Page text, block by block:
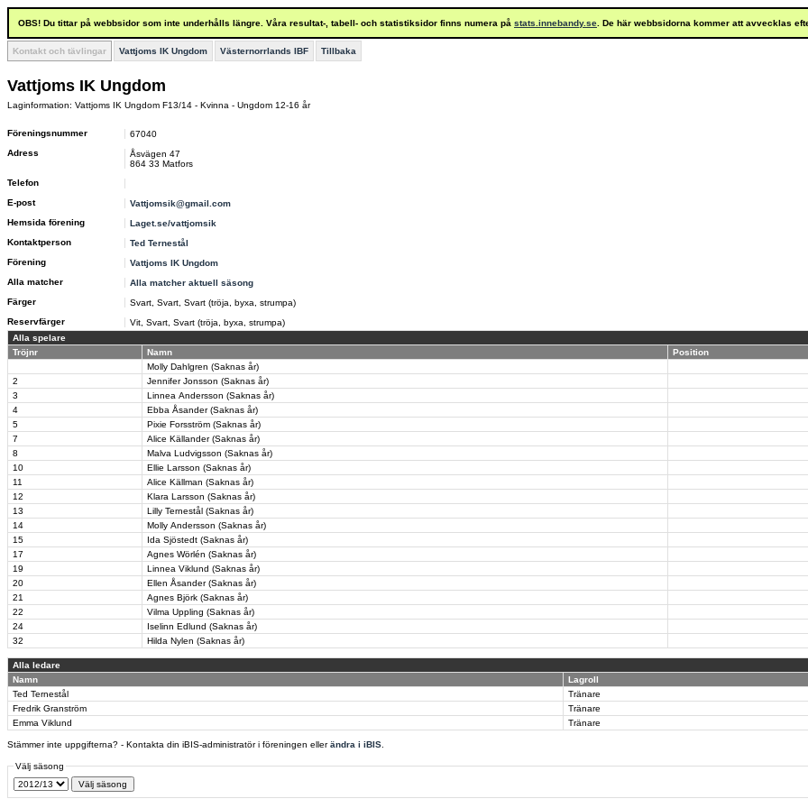
OBS! Du tittar på webbsidor som inte underhålls längre. Våra resultat-, tabell- och statistiksidor finns numera på stats.innebandy.se . De här webbsidorna kommer att avvecklas
Kontakt och tävlingar Vattjoms IK Ungdom Västernorrlands IBF Tillbaka
Vattjoms IK Ungdom
Laginformation: Vattjoms IK Ungdom F13/14 - Kvinna - Ungdom 12-16 år
Föreningsnummer
67040
Adress
Åsvägen 47
864 33 Matfors
Telefon
E-post
Vattjomsik@gmail.com
Hemsida förening
Laget.se/vattjomsik
Kontaktperson
Ted Ternestål
Förening
Vattjoms IK Ungdom
Alla matcher
Alla matcher aktuell säsong
Färger
Svart, Svart, Svart (tröja, byxa, strumpa)
Reservfärger
Vit, Svart, Svart (tröja, byxa, strumpa)
Alla spelare
Tröjnr
Namn
Position
Molly Dahlgren (Saknas år)
2
Jennifer Jonsson (Saknas år)
3
Linnea Andersson (Saknas år)
4
Ebba Åsander (Saknas år)
5
Pixie Forsström (Saknas år)
7
Alice Källander (Saknas år)
8
Malva Ludvigsson (Saknas år)
10
Ellie Larsson (Saknas år)
11
Alice Källman (Saknas år)
12
Klara Larsson (Saknas år)
13
Lilly Ternestål (Saknas år)
14
Molly Andersson (Saknas år)
15
Ida Sjöstedt (Saknas år)
17
Agnes Wörlén (Saknas år)
19
Linnea Viklund (Saknas år)
20
Ellen Åsander (Saknas år)
21
Agnes Björk (Saknas år)
22
Vilma Uppling (Saknas år)
24
Iselinn Edlund (Saknas år)
32
Hilda Nylen (Saknas år)
Alla ledare
Namn
Lagroll
Ted Ternestål
Tränare
Fredrik Granström
Tränare
Emma Viklund
Tränare
Stämmer inte uppgifterna? - Kontakta din iBIS-administratör i föreningen ellerändra i iBIS
Välj säsong